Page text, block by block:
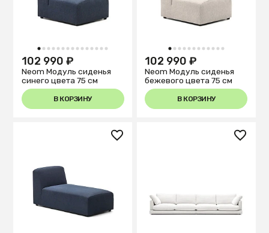
1 2 3 4 5 6 7 8 9 101112131415
102 990 ₽
Neom Модуль сиденья
синего цвета 75 см
В КОРЗИНУ
1 2 3 4 5 6 7 8 9 101112
102 990 ₽
Neom Модуль сиденья
бежевого цвета 75 см
В КОРЗИНУ